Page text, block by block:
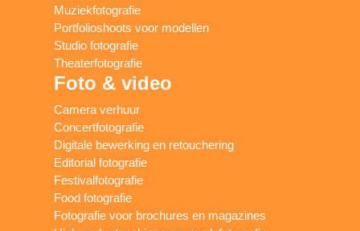
Muziekfotografie
Portfolioshoots voor modellen
Studio fotografie
Theaterfotografie
Foto & video
Camera verhuur
Concertfotografie
Digitale bewerking en retouchering
Editorial fotografie
Festivalfotografie
Food fotografie
Fotografie voor brochures en magazines